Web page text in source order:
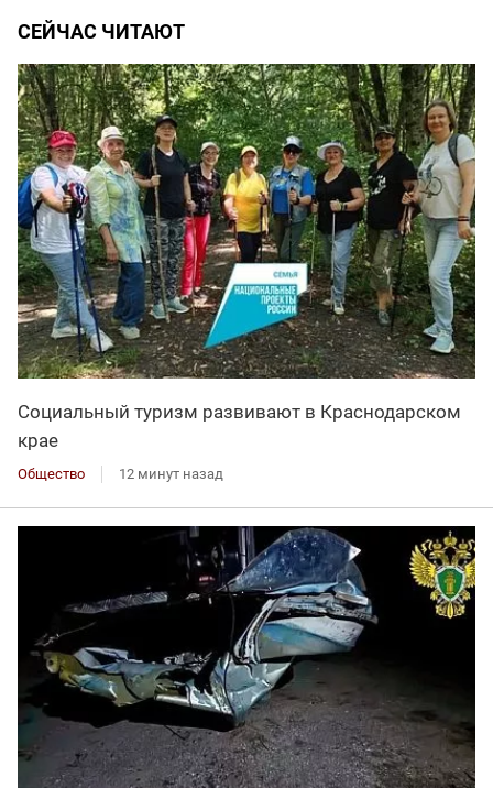
СЕЙЧАС ЧИТАЮТ
Социальный туризм развивают в Краснодарском
крае
Общество 12 минут назад